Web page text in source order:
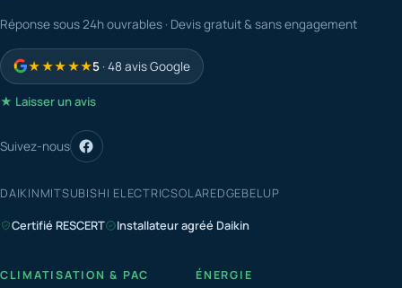
Réponse sous 24h ouvrables · Devis gratuit & sans engagement
★★★★★5 · 48 avis Google
★ Laisser un avis
Suivez-nous
DAIKINMITSUBISHI ELECTRICSOLAREDGEBELUP
Certifié RESCERT
Installateur agréé Daikin
CLIMATISATION & PAC ÉNERGIE